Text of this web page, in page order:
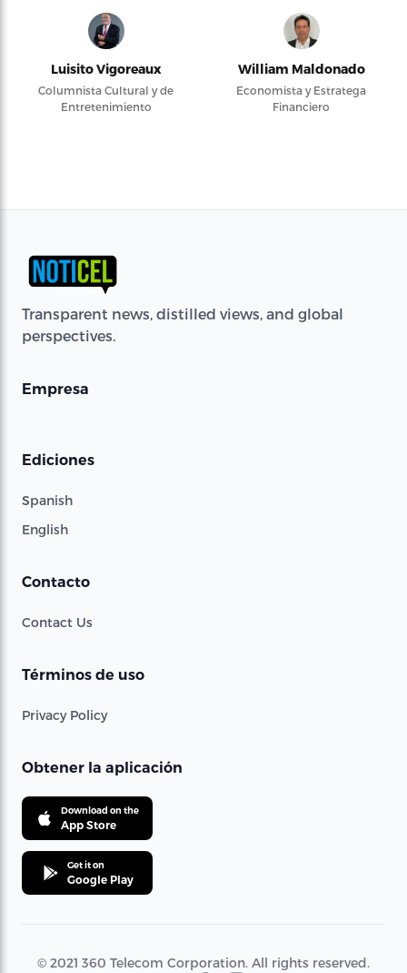
Luisito Vigoreaux
Columnista Cultural y de
Entretenimiento
William Maldonado
Economista y Estratega
Financiero
Transparent news, distilled views, and global
perspectives.
Empresa
Ediciones
Spanish
English
Contacto
Contact Us
Términos de uso
Privacy Policy
Obtener la aplicación
Download on the
App Store
Get it on
Google Play
© 2021 360 Telecom Corporation. All rights reserved.